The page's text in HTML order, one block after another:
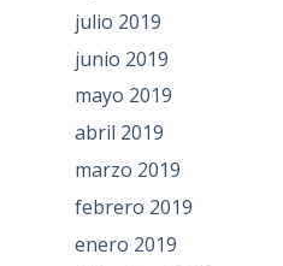
julio 2019
junio 2019
mayo 2019
abril 2019
marzo 2019
febrero 2019
enero 2019